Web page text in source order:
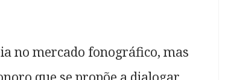
no mercado fonográfico, mas